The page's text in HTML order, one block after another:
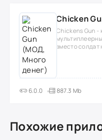
Chicken
Chickens Gun
вместо солдат
6.0.0 887.3 Mb
Похожие